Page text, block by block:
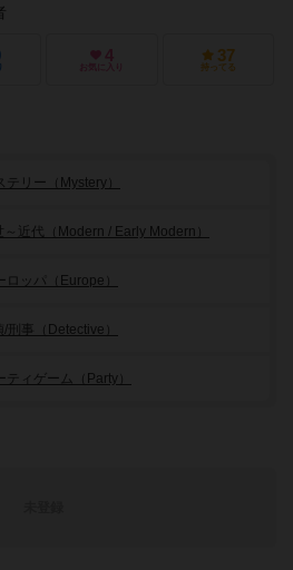
4
お気に入り
37
持ってる
テリー（Mystery）
～近代（Modern / Early Modern）
ロッパ（Europe）
/刑事（Detective）
ティゲーム（Party）